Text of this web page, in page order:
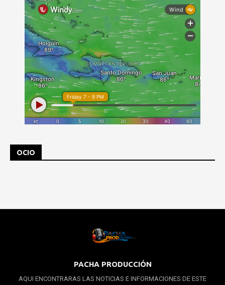
OCIO
PACHA PRODUCCIÓN
AQUI ENCONTRARAS LAS NOTICIAS E INFORMACIONES DE ESTE